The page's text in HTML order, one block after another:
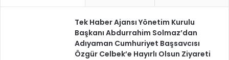
Tek Haber Ajansı Yönetim Kurulu
Başkanı Abdurrahim Solmaz’dan
Adıyaman Cumhuriyet Başsavcısı
Özgür Celbek’e Hayırlı Olsun Ziyareti